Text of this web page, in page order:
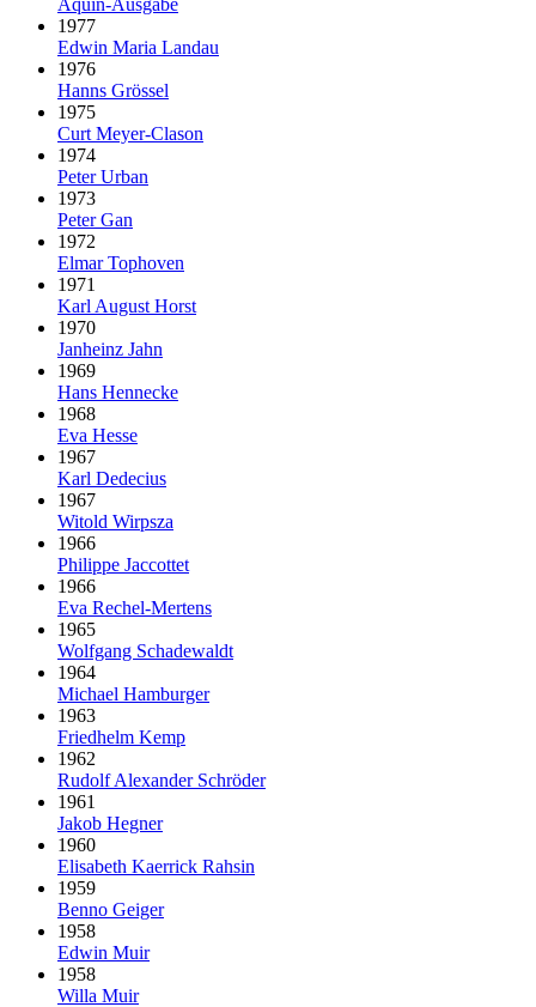
1977
Edwin Maria Landau
1976
Hanns Grössel
1975
Curt Meyer-Clason
1974
Peter Urban
1973
Peter Gan
1972
Elmar Tophoven
1971
Karl August Horst
1970
Janheinz Jahn
1969
Hans Hennecke
1968
Eva Hesse
1967
Karl Dedecius
1967
Witold Wirpsza
1966
Philippe Jaccottet
1966
Eva Rechel-Mertens
1965
Wolfgang Schadewaldt
1964
Michael Hamburger
1963
Friedhelm Kemp
1962
Rudolf Alexander Schröder
1961
Jakob Hegner
1960
Elisabeth Kaerrick Rahsin
1959
Benno Geiger
1958
Edwin Muir
1958
Willa Muir